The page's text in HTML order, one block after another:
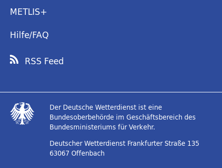
METLIS+
Hilfe/FAQ
RSS Feed
Der Deutsche Wetterdienst ist eine
Bundesoberbehörde im Geschäftsbereich des
Bundesministeriums für Verkehr.
Deutscher Wetterdienst Frankfurter Straße 135
63067 Offenbach